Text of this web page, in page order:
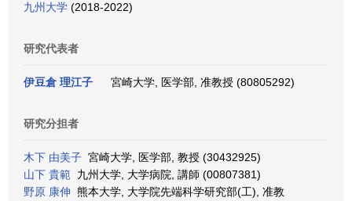
九州大学 (2018-2022)
研究代表者
伊豆倉 理江子 宮崎大学, 医学部, 准教授 (80805292)
研究分担者
木下 由美子 宮崎大学, 医学部, 教授 (30432925)
山下 貴範 九州大学, 大学病院, 講師 (00807381)
野原 康伸 熊本大学, 大学院先端科学研究部(工), 准教